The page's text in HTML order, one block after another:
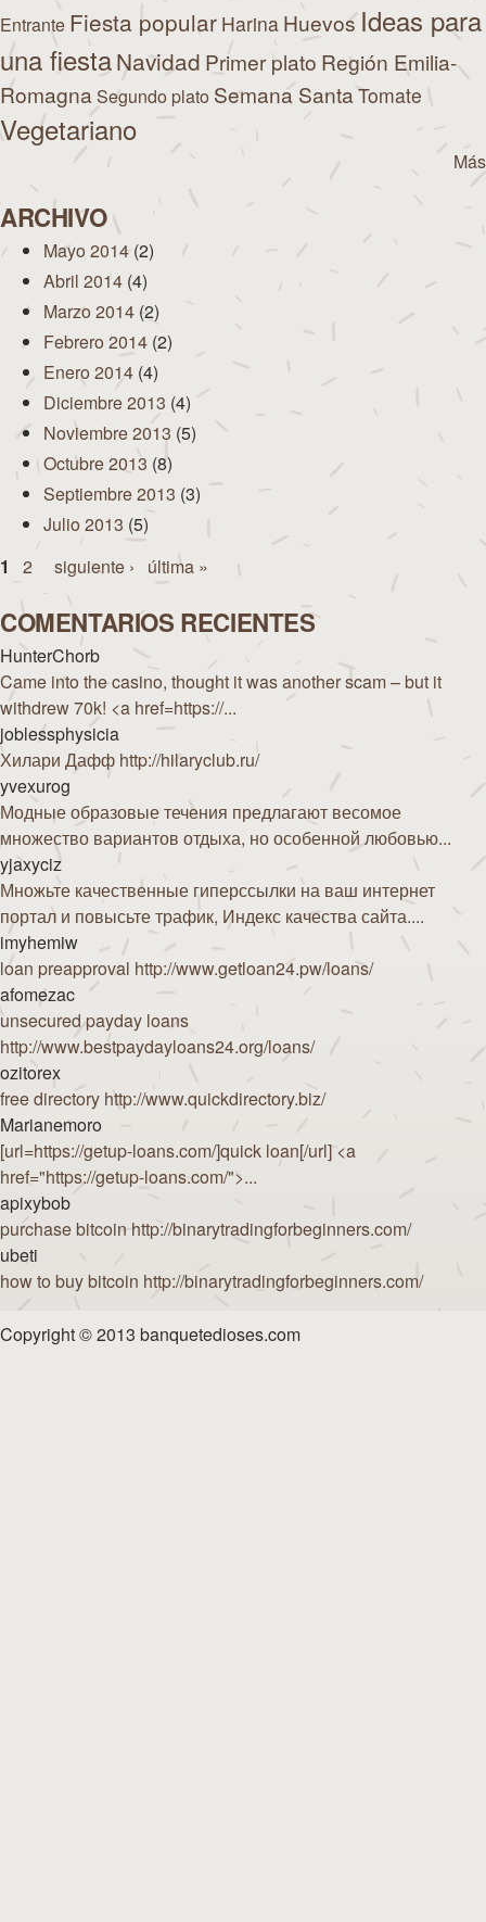
Entrante Fiesta popular Harina Huevos Ideas para
una fiestaNavidad Primer plato Región Emilia-
Romagna Segundo plato Semana Santa Tomate
Vegetariano
Más
ARCHIVO
Mayo 2014 (2)
Abril 2014 (4)
Marzo 2014 (2)
Febrero 2014 (2)
Enero 2014 (4)
Diciembre 2013 (4)
Noviembre 2013 (5)
Octubre 2013 (8)
Septiembre 2013 (3)
Julio 2013 (5)
Páginas
1 2 siguiente › última »
COMENTARIOS RECIENTES
HunterChorb
Came into the casino, thought it was another scam – but it
withdrew 70k! <a href=https://...
joblessphysicia
Хилари Дафф http://hilaryclub.ru/
yvexurog
Модные образовые течения предлагают весомое
множество вариантов отдыха, но особенной любовью...
yjaxyciz
Множьте качественные гиперссылки на ваш интернет
портал и повысьте трафик, Индекс качества сайта....
imyhemiw
loan preapproval http://www.getloan24.pw/loans/
afomezac
unsecured payday loans
http://www.bestpaydayloans24.org/loans/
ozitorex
free directory http://www.quickdirectory.biz/
Marianemoro
[url=https://getup-loans.com/]quick loan[/url] <a
href="https://getup-loans.com/">...
apixybob
purchase bitcoin http://binarytradingforbeginners.com/
ubeti
how to buy bitcoin http://binarytradingforbeginners.com/
Copyright © 2013 banquetedioses.com